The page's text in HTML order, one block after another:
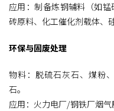
应用：制备炼钢辅料（如
砖原料、化工催化剂载体、
环保与固废处理
物料：脱硫石灰石、煤粉
石。
应用：火力电厂/钢铁厂烟气